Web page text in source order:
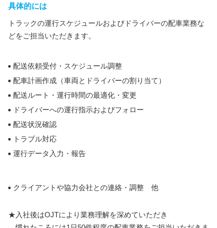
具体的には
トラックの運行スケジュールおよびドライバーの配車業務な
どをご担当いただきます。
配送依頼受付・スケジュール調整
配車計画作成（車両とドライバーの割り当て）
配送ルート・運行時間の最適化・変更
ドライバーへの運行指示およびフォロー
配送状況確認
トラブル対応
運行データ入力・報告
クライアントや協力会社との連絡・調整 他
★入社後はOJTにより業務理解を深めていただき